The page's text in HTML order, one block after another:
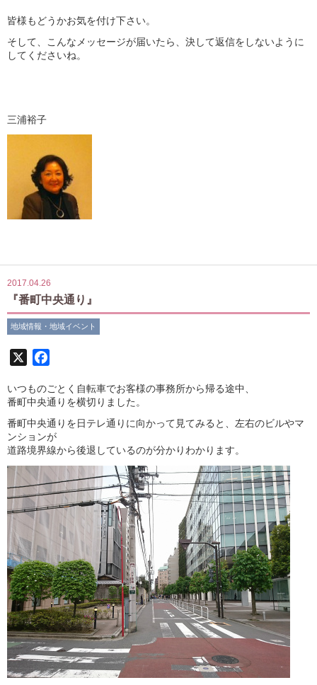
皆様もどうかお気を付け下さい。
そして、こんなメッセージが届いたら、決して返信をしないように
してくださいね。
三浦裕子
2017.04.26
『番町中央通り』
地域情報・地域イベント
いつものごとく自転車でお客様の事務所から帰る途中、
番町中央通りを横切りました。
番町中央通りを日テレ通りに向かって見てみると、左右のビルやマ
ンションが
道路境界線から後退しているのが分かりわかります。